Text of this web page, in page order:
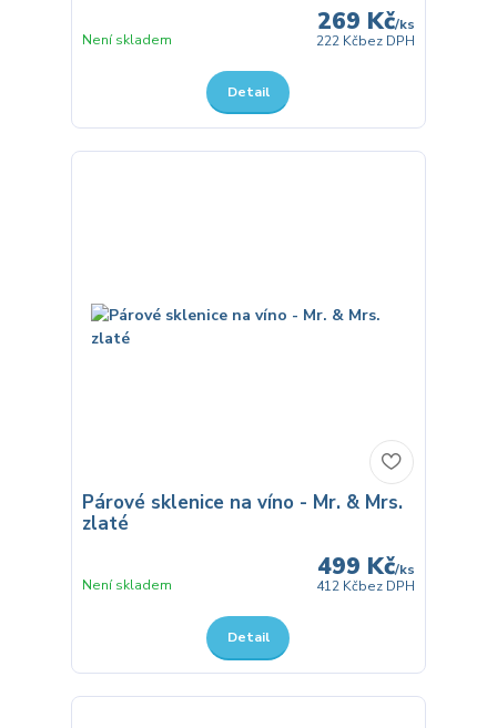
269 Kč/ks
222 Kčbez DPH
Není skladem
Detail
Párové sklenice na víno - Mr. & Mrs.
zlaté
499 Kč/ks
412 Kčbez DPH
Není skladem
Detail